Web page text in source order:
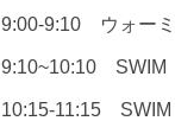
9:00-9:10 ウォー
9:10~10:10 SWIM
10:15-11:15 SWIM